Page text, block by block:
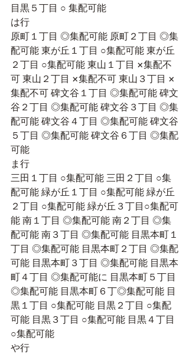
目黒５丁目 ○ 集配可能
は行
原町１丁目 ◎集配可能 原町２丁目 ◎集
配可能 東が丘１丁目 ○集配可能 東が丘
２丁目 ○集配可能 東山１丁目 ×集配不
可 東山２丁目 ×集配不可 東山３丁目 ×
集配不可 碑文谷１丁目 ◎集配可能 碑文
谷２丁目 ◎集配可能 碑文谷３丁目 ◎集
配可能 碑文谷４丁目 ◎集配可能 碑文谷
５丁目 ◎集配可能 碑文谷６丁目 ◎集配
可能
ま行
三田１丁目 ○集配可能 三田２丁目 ○集
配可能 緑が丘１丁目 ○集配可能 緑が丘
２丁目 ○集配可能 緑が丘３丁目○集配可
能 南１丁目 ◎集配可能 南２丁目 ◎集
配可能 南３丁目 ◎集配可能 目黒本町１
丁目 ◎集配可能 目黒本町２丁目 ◎集配
可能 目黒本町３丁目 ◎集配可能 目黒本
町４丁目 ◎集配可能に 目黒本町５丁目
◎集配可能 目黒本町６丁◎集配可能 目
黒１丁目 ○集配可能 目黒２丁目 ○集配
可能 目黒３丁目 ○集配可能 目黒４丁目
○集配可能
や行